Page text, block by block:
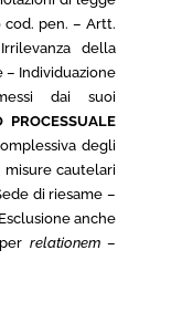
cod. pen. – Artt.
della
– Individuazione
dai suoi
PROCESSUALE
degli
misure cautelari
di riesame –
anche
relationem–